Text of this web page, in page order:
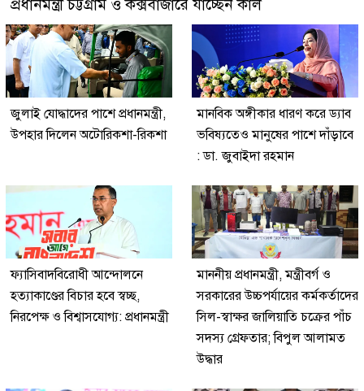
প্রধানমন্ত্রী চট্টগ্রাম ও কক্সবাজারে যাচ্ছেন কাল
জুলাই যোদ্ধাদের পাশে প্রধানমন্ত্রী,
উপহার দিলেন অটোরিকশা-রিকশা
মানবিক অঙ্গীকার ধারণ করে ড্যাব
ভবিষ্যতেও মানুষের পাশে দাঁড়াবে
: ডা. জুবাইদা রহমান
ফ্যাসিবাদবিরোধী আন্দোলনে
হত্যাকাণ্ডের বিচার হবে স্বচ্ছ,
নিরপেক্ষ ও বিশ্বাসযোগ্য: প্রধানমন্ত্রী
মাননীয় প্রধানমন্ত্রী, মন্ত্রীবর্গ ও
সরকারের উচ্চপর্যায়ের কর্মকর্তাদের
সিল-স্বাক্ষর জালিয়াতি চক্রের পাঁচ
সদস্য গ্রেফতার; বিপুল আলামত
উদ্ধার